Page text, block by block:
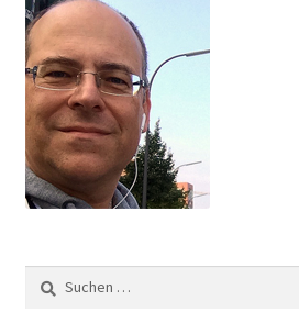
Suchen
nach: